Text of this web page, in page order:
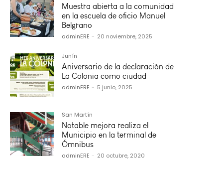
Muestra abierta a la comunidad
en la escuela de oficio Manuel
Belgrano
adminERE - 20 noviembre, 2025
Junín
Aniversario de la declaración de
La Colonia como ciudad
adminERE - 5 junio, 2025
San Martín
Notable mejora realiza el
Municipio en la terminal de
Ómnibus
adminERE - 20 octubre, 2020